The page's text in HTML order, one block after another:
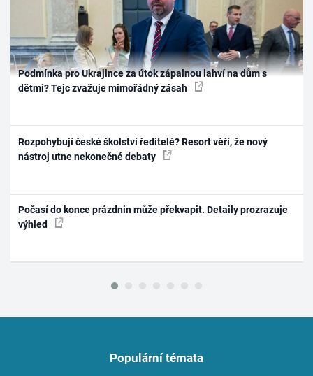
Podmínka pro Ukrajince za útok zápalnou lahví na dům s
dětmi? Tejc zvažuje mimořádný zásah
Rozpohybují české školství ředitelé? Resort věří, že nový
nástroj utne nekonečné debaty
Počasí do konce prázdnin může překvapit. Detaily prozrazuje
výhled
Populární témata